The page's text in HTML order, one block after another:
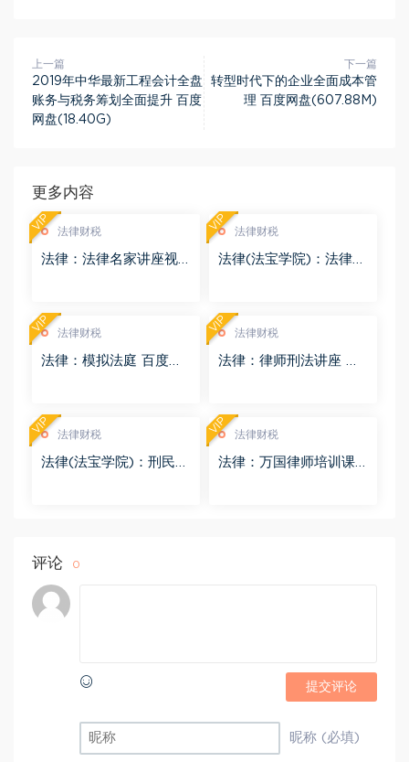
上一篇
2019年中华最新工程会计全盘
账务与税务筹划全面提升 百度
网盘(18.40G)
下一篇
转型时代下的企业全面成本管
理 百度网盘(607.88M)
更多内容
法律财税
法律：法律名家讲座视
VIP 法律财税
法律(法宝学院)：法律信
VIP
法律财税
法律：模拟法庭 百度网
VIP 法律财税
法律：律师刑法讲座 百
VIP
法律财税
法律(法宝学院)：刑民交
VIP 法律财税
法律：万国律师培训课
VIP
评论 0
提交评论
昵称 (必填)